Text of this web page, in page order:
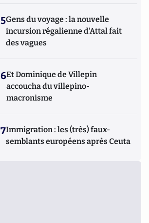
5Gens du voyage : la nouvelle
incursion régalienne d'Attal fait
des vagues
6Et Dominique de Villepin
accoucha du villepino-
macronisme
7Immigration : les (très) faux-
semblants européens après Ceuta